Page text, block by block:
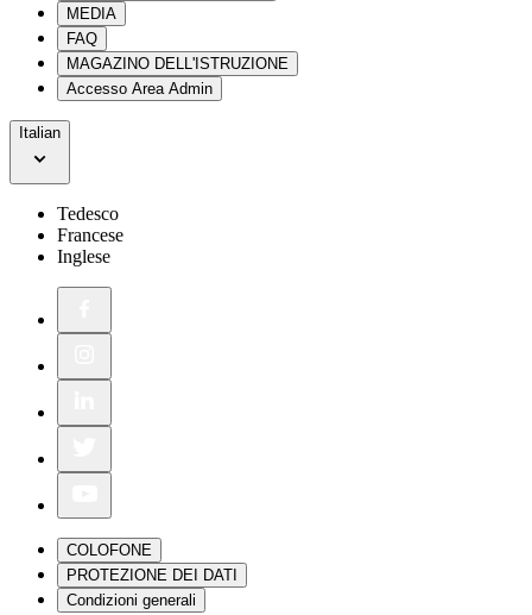
MEDIA
FAQ
MAGAZINO DELL'ISTRUZIONE
Accesso Area Admin
Italian
Tedesco
Francese
Inglese
COLOFONE
PROTEZIONE DEI DATI
Condizioni generali